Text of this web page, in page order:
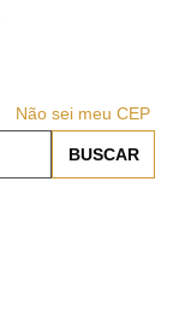
Não sei meu CEP